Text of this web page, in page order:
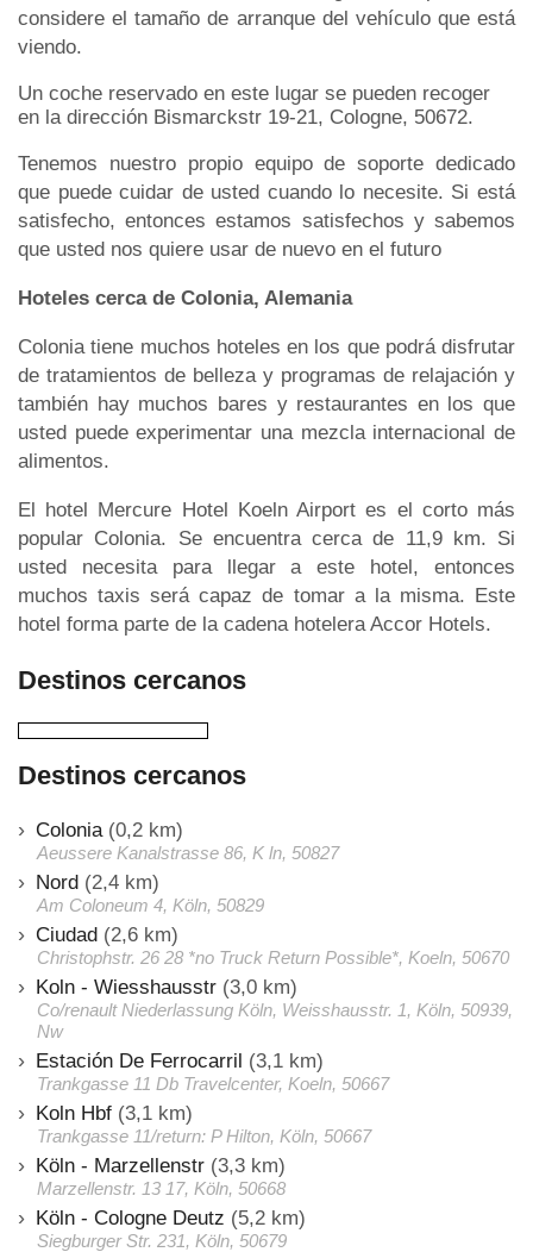
considere el tamaño de arranque del vehículo que está
viendo.
Un coche reservado en este lugar se pueden recoger
en la dirección Bismarckstr 19-21, Cologne, 50672.
Tenemos nuestro propio equipo de soporte dedicado
que puede cuidar de usted cuando lo necesite. Si está
satisfecho, entonces estamos satisfechos y sabemos
que usted nos quiere usar de nuevo en el futuro
Hoteles cerca de Colonia, Alemania
Colonia tiene muchos hoteles en los que podrá disfrutar
de tratamientos de belleza y programas de relajación y
también hay muchos bares y restaurantes en los que
usted puede experimentar una mezcla internacional de
alimentos.
El hotel Mercure Hotel Koeln Airport es el corto más
popular Colonia. Se encuentra cerca de 11,9 km. Si
usted necesita para llegar a este hotel, entonces
muchos taxis será capaz de tomar a la misma. Este
hotel forma parte de la cadena hotelera Accor Hotels.
Destinos cercanos
Destinos cercanos
Colonia (0,2 km)
Aeussere Kanalstrasse 86, K ln, 50827
Nord (2,4 km)
Am Coloneum 4, Köln, 50829
Ciudad (2,6 km)
Christophstr. 26 28 *no Truck Return Possible*, Koeln, 50670
Koln - Wiesshausstr (3,0 km)
Co/renault Niederlassung Köln, Weisshausstr. 1, Köln, 50939,
Nw
Estación De Ferrocarril (3,1 km)
Trankgasse 11 Db Travelcenter, Koeln, 50667
Koln Hbf (3,1 km)
Trankgasse 11/return: P Hilton, Köln, 50667
Köln - Marzellenstr (3,3 km)
Marzellenstr. 13 17, Köln, 50668
Köln - Cologne Deutz (5,2 km)
Siegburger Str. 231, Köln, 50679